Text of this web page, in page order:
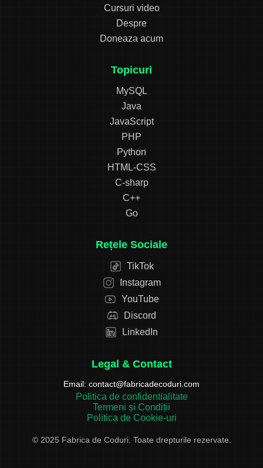
Cursuri video
Despre
Doneaza acum
Topicuri
MySQL
Java
JavaScript
PHP
Python
HTML-CSS
C-sharp
C++
Go
Rețele Sociale
TikTok
Instagram
YouTube
Discord
LinkedIn
Legal & Contact
Email: contact@fabricadecoduri.com
Politica de confidentialitate
Termeni și Condiții
Politica de Cookie-uri
© 2025 Fabrica de Coduri. Toate drepturile rezervate.